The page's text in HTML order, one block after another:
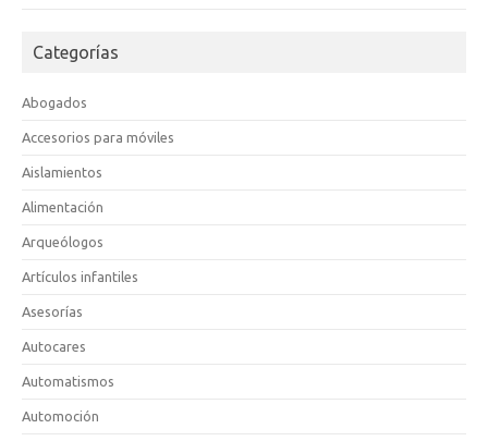
Categorías
Abogados
Accesorios para móviles
Aislamientos
Alimentación
Arqueólogos
Artículos infantiles
Asesorías
Autocares
Automatismos
Automoción